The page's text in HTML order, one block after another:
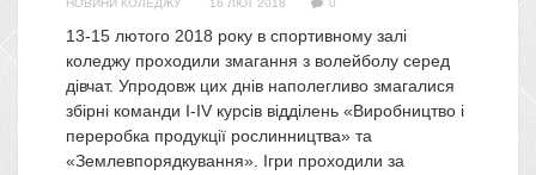
НОВИНИ КОЛЕДЖУ 16 ЛЮТ 2018 0
13-15 лютого 2018 року в спортивному залі
коледжу проходили змагання з волейболу серед
дівчат. Упродовж цих днів наполегливо змагалися
збірні команди І-ІV курсів відділень «Виробництво і
переробка продукції рослинництва» та
«Землевпорядкування». Ігри проходили за